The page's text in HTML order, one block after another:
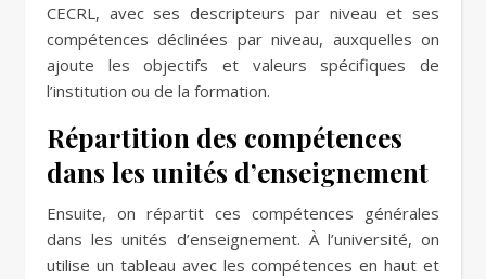
CECRL, avec ses descripteurs par niveau et ses
compétences déclinées par niveau, auxquelles on
ajoute les objectifs et valeurs spécifiques de
l’institution ou de la formation.
Répartition des compétences
dans les unités d’enseignement
Ensuite, on répartit ces compétences générales
dans les unités d’enseignement. À l’université, on
utilise un tableau avec les compétences en haut et